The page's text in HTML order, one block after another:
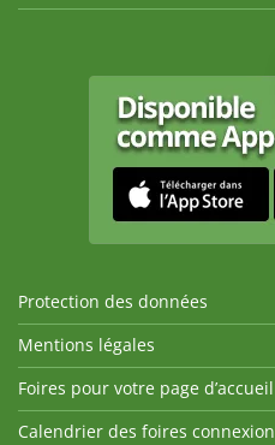
Protection des données
Mentions légales
Foires pour votre page d’accueil
Calendrier des foires connexion